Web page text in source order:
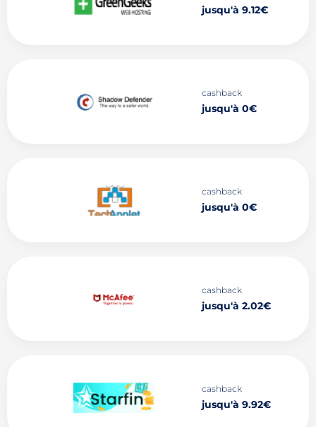
jusqu'à 9.12€
cashback
jusqu'à 0€
cashback
jusqu'à 0€
cashback
jusqu'à 2.02€
cashback
jusqu'à 9.92€